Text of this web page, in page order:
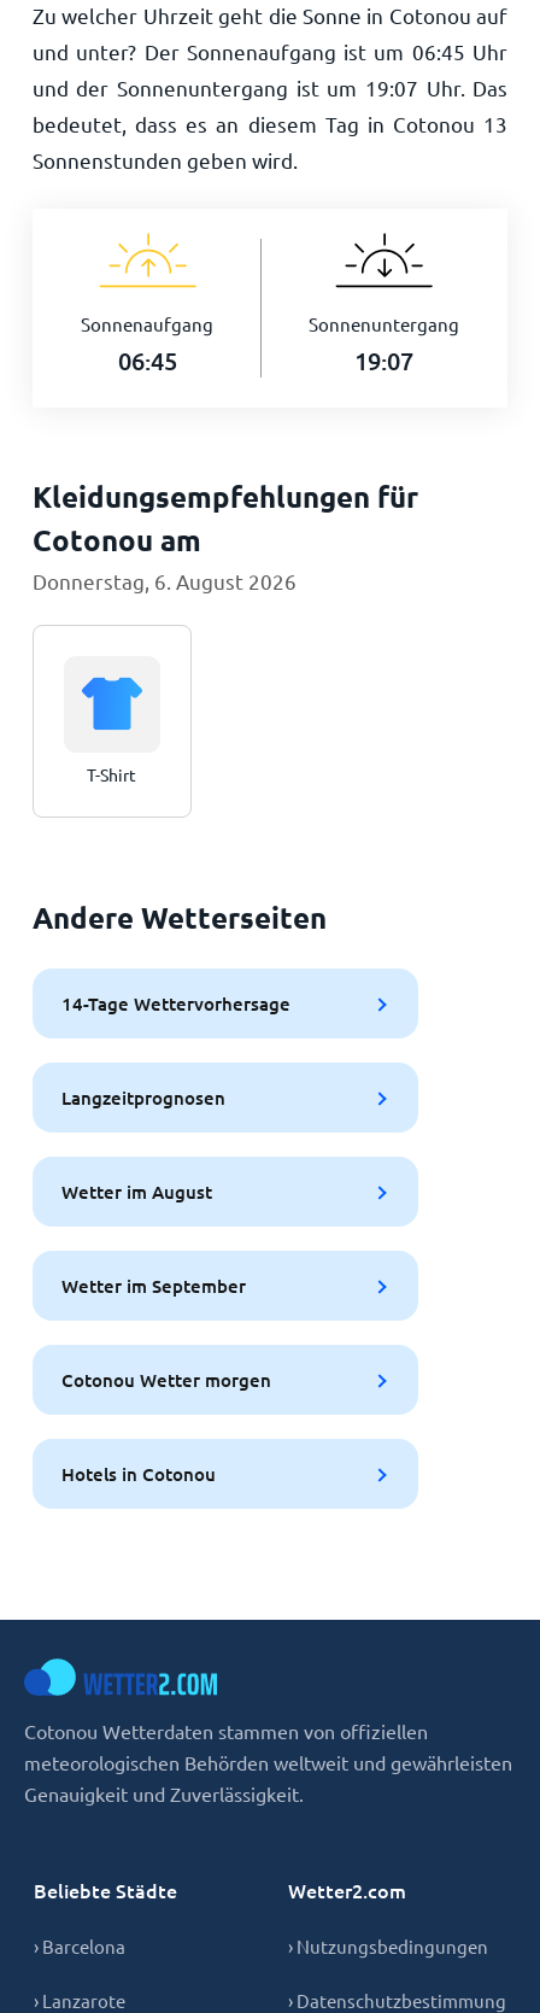
Zu welcher Uhrzeit geht die Sonne in Cotonou auf
und unter? Der Sonnenaufgang ist um 06:45 Uhr
und der Sonnenuntergang ist um 19:07 Uhr. Das
bedeutet, dass es an diesem Tag in Cotonou 13
Sonnenstunden geben wird.
Sonnenaufgang
06:45
Sonnenuntergang
19:07
Kleidungsempfehlungen für
Cotonou am
Donnerstag, 6. August 2026
T-Shirt
Andere Wetterseiten
14-Tage Wettervorhersage
Langzeitprognosen
Wetter im August
Wetter im September
Cotonou Wetter morgen
Hotels in Cotonou
Cotonou Wetterdaten stammen von offiziellen
meteorologischen Behörden weltweit und gewährleisten
Genauigkeit und Zuverlässigkeit.
Beliebte Städte
› Barcelona
› Lanzarote
Wetter2.com
› Nutzungsbedingungen
› Datenschutzbestimmung